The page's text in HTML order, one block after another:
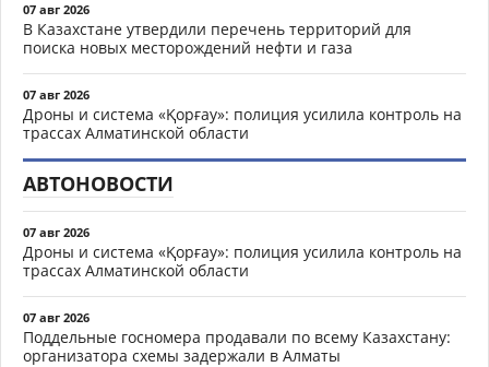
07 авг 2026
В Казахстане утвердили перечень территорий для
поиска новых месторождений нефти и газа
07 авг 2026
Дроны и система «Қорғау»: полиция усилила контроль на
трассах Алматинской области
АВТОНОВОСТИ
07 авг 2026
Дроны и система «Қорғау»: полиция усилила контроль на
трассах Алматинской области
07 авг 2026
Поддельные госномера продавали по всему Казахстану:
организатора схемы задержали в Алматы